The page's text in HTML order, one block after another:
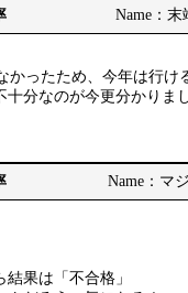
Name：
かったため、今年は行
十分なのが今更分かりま
Name：マ
結果は「不合格」